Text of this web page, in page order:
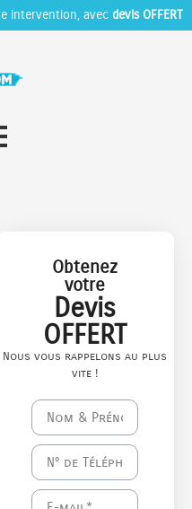
intervention, avec devis OFFERT
Obtenez
votre
Devis
OFFERT
Nous vous rappelons au plus
vite !